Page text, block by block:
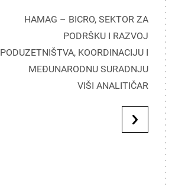
HAMAG – BICRO, SEKTOR ZA
PODRŠKU I RAZVOJ
PODUZETNIŠTVA, KOORDINACIJU I
MEĐUNARODNU SURADNJU
VIŠI ANALITIČAR